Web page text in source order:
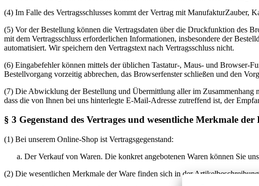
(4) Im Falle des Vertragsschlusses kommt der Vertrag mit ManufakturZauber,
(5) Vor der Bestellung können die Vertragsdaten über die Druckfunktion des
mit dem Vertragsschluss erforderlichen Informationen, insbesondere der
automatisiert. Wir speichern den Vertragstext nach Vertragsschluss nicht.
(6) Eingabefehler können mittels der üblichen Tastatur-, Maus- und Browser-
Bestellvorgang vorzeitig abbrechen, das Browserfenster schließen und den
(7) Die Abwicklung der Bestellung und Übermittlung aller im Zusammenhang
dass die von Ihnen bei uns hinterlegte E-Mail-Adresse zutreffend ist, der
§ 3 Gegenstand des Vertrages und wesentliche Merkmale
(1) Bei unserem Online-Shop ist Vertragsgegenstand:
Der Verkauf von Waren. Die konkret angebotenen Waren können Sie
(2) Die wesentlichen Merkmale der Ware finden sich in der Artikelbeschreibung.